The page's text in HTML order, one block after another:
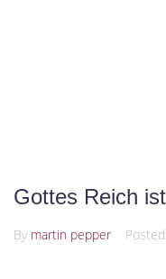
Gottes Reich
By martin pepper Posted